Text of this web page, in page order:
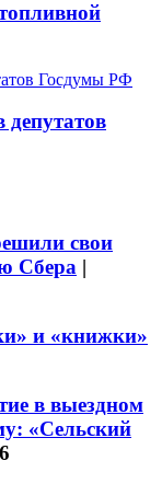
депутатов
свои
Сбера |
и «книжки»
в выездном
«Сельский